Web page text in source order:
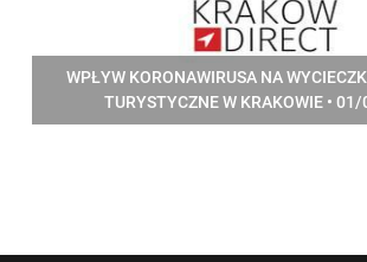
WPŁYW KORONAWIRUSA NA
TURYSTYCZNE W KRAKOWIE •